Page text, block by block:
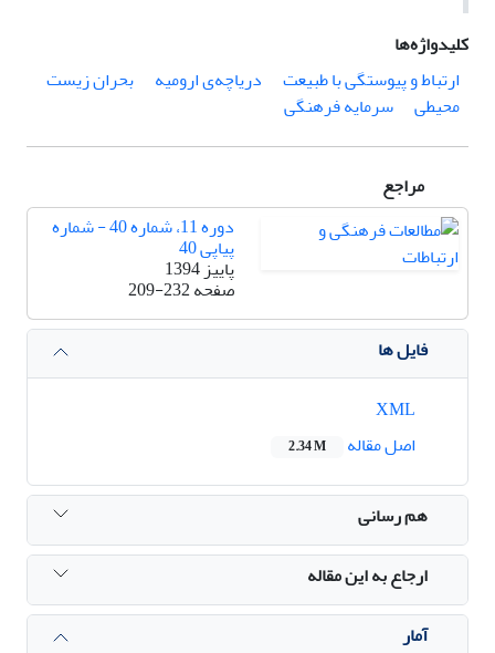
کلیدواژه‌ها
ارتباط و پیوستگی با طبیعت
دریاچه‌ی ارومیه
بحران زیست
محیطی
سرمایه فرهنگی
مراجع
دوره 11، شماره 40 - شماره
پیاپی 40
پاییز 1394
صفحه209-232
فایل ها
اصل مقاله
2.34 M
هم رسانی
ارجاع به این مقاله
آمار